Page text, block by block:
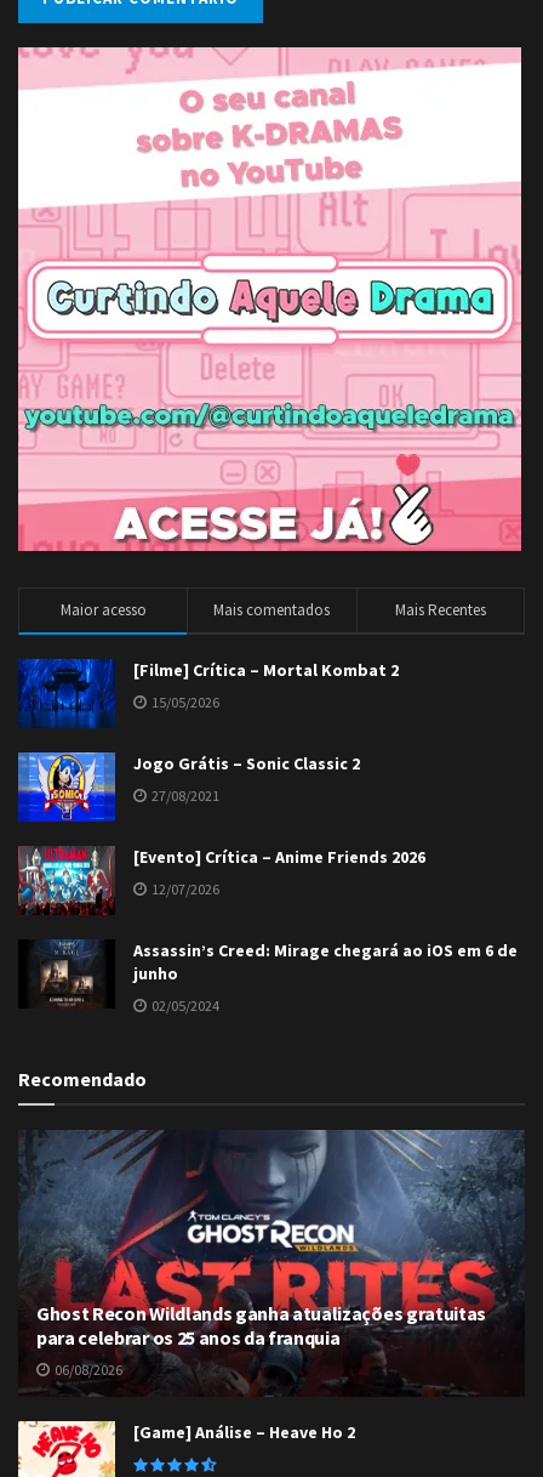
Maior acesso Mais comentados Mais Recentes
[Filme] Crítica – Mortal Kombat 2
15/05/2026
Jogo Grátis – Sonic Classic 2
27/08/2021
[Evento] Crítica – Anime Friends 2026
12/07/2026
Assassin’s Creed: Mirage chegará ao iOS em 6 de
junho
02/05/2024
Recomendado
Ghost Recon Wildlands ganha atualizações gratuitas
para celebrar os 25 anos da franquia
06/08/2026
[Game] Análise – Heave Ho 2